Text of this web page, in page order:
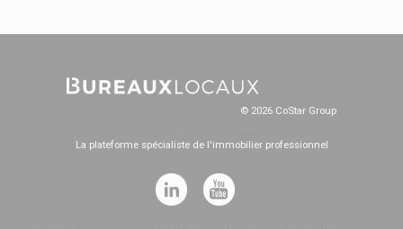
© 2026 CoStar Group
La plateforme spécialiste de l'immobilier professionnel